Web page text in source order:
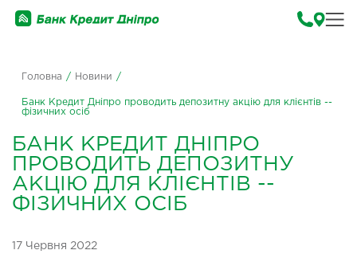
Головна / Новини /
Банк Кредит Дніпро проводить депозитну акцію для клієнтів --
фізичних осіб
БАНК КРЕДИТ ДНІПРО
ПРОВОДИТЬ ДЕПОЗИТНУ
АКЦІЮ ДЛЯ КЛІЄНТІВ --
ФІЗИЧНИХ ОСІБ
17 Червня 2022